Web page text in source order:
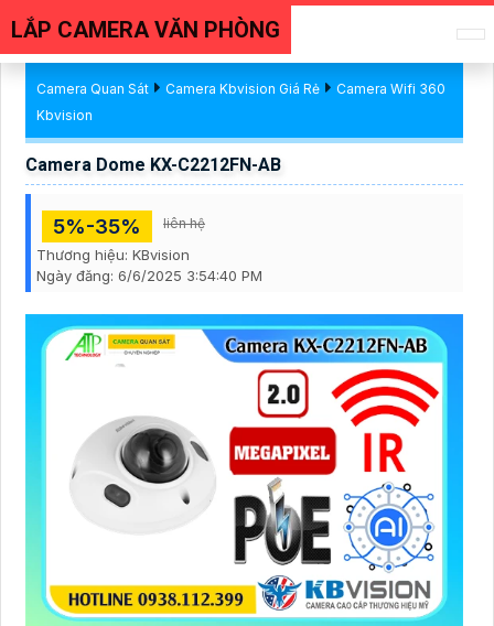
LẮP CAMERA VĂN PHÒNG
Camera Quan Sát Camera Kbvision Giá Rẻ
Camera Wifi 360
Kbvision
Camera Dome KX-C2212FN-AB
5%-35% liên hệ
Thương hiệu: KBvision
Ngày đăng: 6/6/2025 3:54:40 PM